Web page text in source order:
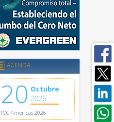
AGENDA
20 Octubre
2026
TOC Americas 2026